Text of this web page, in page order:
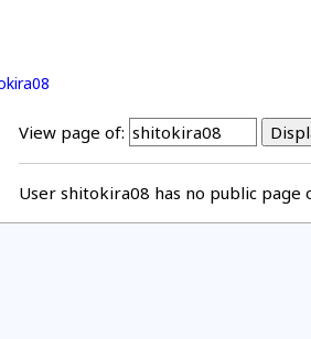
View page of:
User shitokira08 has no public page